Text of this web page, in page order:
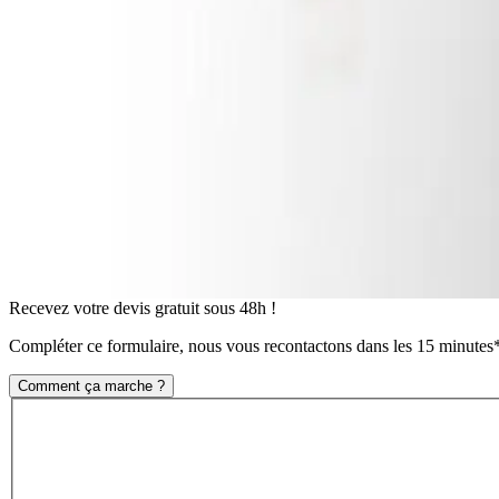
Recevez votre devis gratuit sous 48h !
Compléter ce formulaire, nous vous recontactons dans les 15
Comment ça marche ?